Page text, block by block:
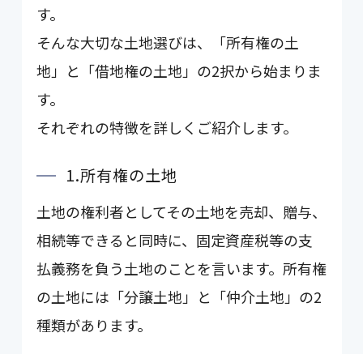
す。
そんな大切な土地選びは、「所有権の土
地」と「借地権の土地」の2択から始まりま
す。
それぞれの特徴を詳しくご紹介します。
1.所有権の土地
土地の権利者としてその土地を売却、贈与、
相続等できると同時に、固定資産税等の支
払義務を負う土地のことを言います。所有権
の土地には「分譲土地」と「仲介土地」の2
種類があります。